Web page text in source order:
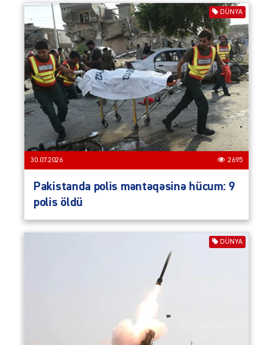
DÜNYA
30.07.2026 2695
Pakistanda polis məntəqəsinə hücum: 9
polis öldü
DÜNYA